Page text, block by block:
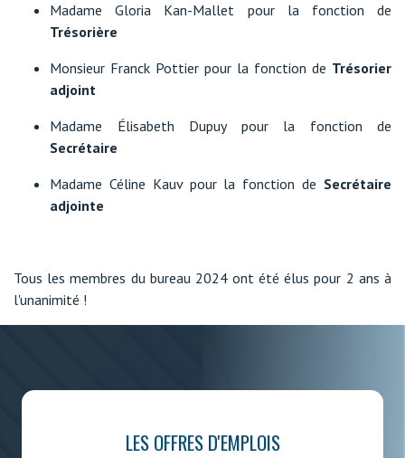
Madame Gloria Kan-Mallet pour la fonction de
Trésorière
Monsieur Franck Pottier pour la fonction de Trésorier
adjoint
Madame Élisabeth Dupuy pour la fonction de
Secrétaire
Madame Céline Kauv pour la fonction de Secrétaire
adjointe
Tous les membres du bureau 2024 ont été élus pour 2 ans à
l'unanimité !
LES OFFRES D'EMPLOIS